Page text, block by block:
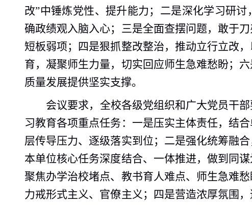
改”中锤炼党性、提升能力；二是深化学习研
确政绩观入脑入心；三是全面查摆问题，敢于
短板弱项；四是狠抓整改整治，推动立行立改
育，凝聚师生力量，切实回应师生急难愁盼；
质量发展提供坚实支撑。
会议要求，全校各级党组织和广大党员干
习教育各项重点任务：一是压实主体责任，结
层传导压力、逐级落实到位；二是强化统筹融
本单位核心任务深度结合、一体推进，做到同
聚焦办学治校堵点、教书育人难点、师生急难
力戒形式主义、官僚主义；四是营造浓厚氛围